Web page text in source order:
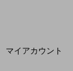
マイアカウント